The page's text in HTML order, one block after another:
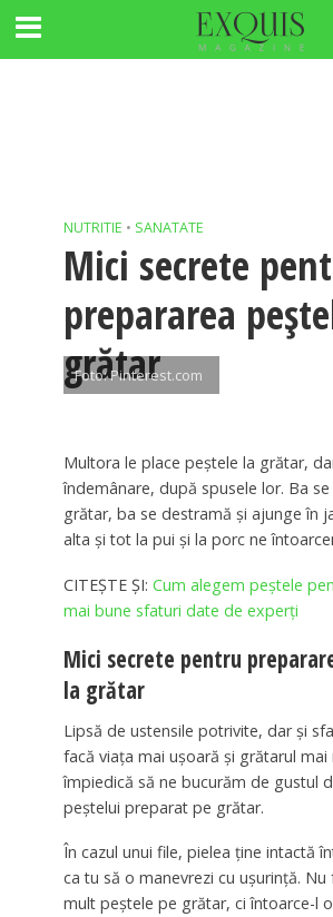
NUTRITIE • SANATATE
Mici secrete
prepararea
grătar
Foto: Pinterest.com
Multora le place peștele la grătar,
îndemânare, după spusele lor. Ba
grătar, ba se destramă și ajunge în
alta și tot la pui și la porc ne
CITEȘTE ȘI: Cum alegem peștele
mai bune sfaturi date de experți
Mici secrete pentru
la grătar
Lipsă de ustensile potrivite, dar și
facă viața mai ușoară și grătarul mai
împiedică să ne bucurăm de gustul
peștelui preparat pe grătar.
În cazul unui file, pielea ține intactă
ca tu să o manevrezi cu ușurință. Nu
mult peștele pe grătar, ci întoarce-l